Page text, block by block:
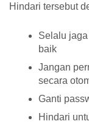
Hindari tersebut
Selalu
baik
Jangan
secara
Ganti
Hindari